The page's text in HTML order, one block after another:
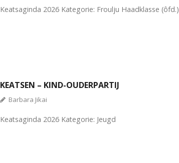
Keatsaginda 2026 Kategorie: Froulju Haadklasse (ôfd.)
KEATSEN – KIND-OUDERPARTIJ
Barbara Jikai
Keatsaginda 2026 Kategorie: Jeugd